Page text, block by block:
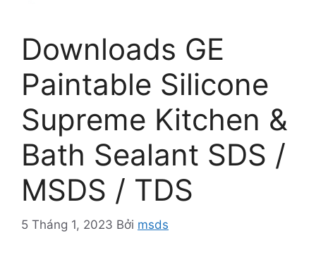
Downloads GE
Paintable Silicone
Supreme Kitchen &
Bath Sealant SDS /
MSDS / TDS
5 Tháng 1, 2023 Bởi msds